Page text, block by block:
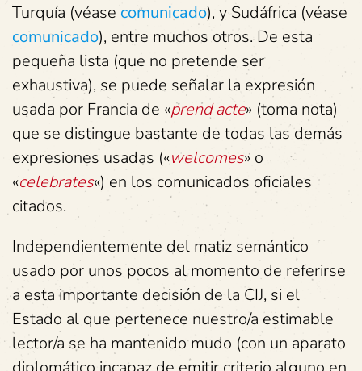
Turquía (véasecomunicado), y Sudáfrica (véase
comunicado), entre muchos otros. De esta
pequeña lista (que no pretende ser
exhaustiva), se puede señalar la expresión
usada por Francia de «prend acte» (toma nota)
que se distingue bastante de todas las demás
expresiones usadas («welcomes» o
«celebrates«) en los comunicados oficiales
citados.
Independientemente del matiz semántico
usado por unos pocos al momento de referirse
a esta importante decisión de la CIJ, si el
Estado al que pertenece nuestro/a estimable
lector/a se ha mantenido mudo (con un aparato